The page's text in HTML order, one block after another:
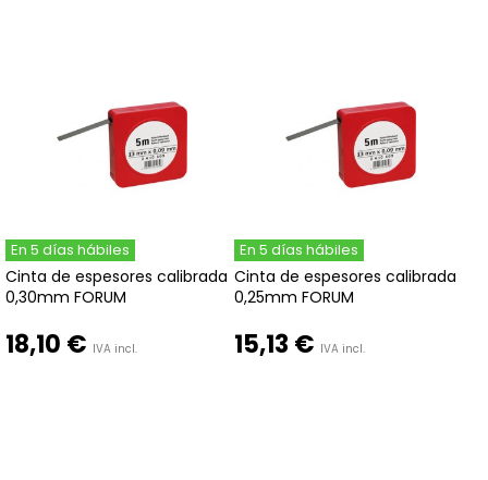
En 5 días hábiles
Cinta de espesores calibrada
0,30mm FORUM
18,10 € IVA incl.
En 5 días hábiles
Cinta de espesores calibrada
0,25mm FORUM
15,13 € IVA incl.